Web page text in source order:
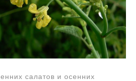
салатов и осенних